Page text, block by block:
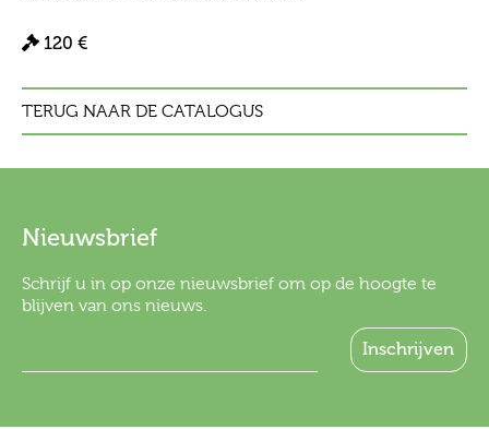
120 €
TERUG NAAR DE CATALOGUS
Nieuwsbrief
Schrijf u in op onze nieuwsbrief om op de hoogte te
blijven van ons nieuws.